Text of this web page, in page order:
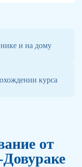
и на дому
курса
от